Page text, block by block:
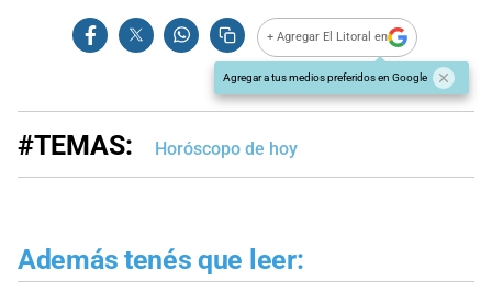
+ Agregar El Litoral en
Agregar a tus medios preferidos en Google
#TEMAS: Horóscopo de hoy
Además tenés que leer: